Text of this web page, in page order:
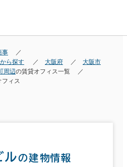
事
ら探す
大阪府
大阪市
周辺の賃貸オフィス一覧
フィス
ルの建物情報